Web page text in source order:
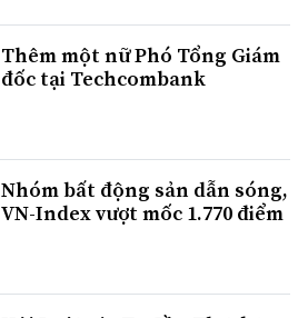
Thêm một nữ Phó Tổng Giám
đốc tại Techcombank
Nhóm bất động sản dẫn sóng,
VN-Index vượt mốc 1.770 điểm